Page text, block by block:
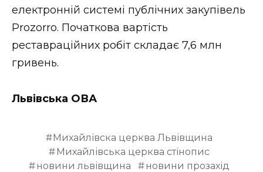
електронній системі публічних закупівель
Prozorro. Початкова вартість
реставраційних робіт складає 7,6 млн
гривень.
Львівська ОВА
Михайлівска церква Львівщина
Михайлівська церква стінопис
новини львівщина
новини прозахід